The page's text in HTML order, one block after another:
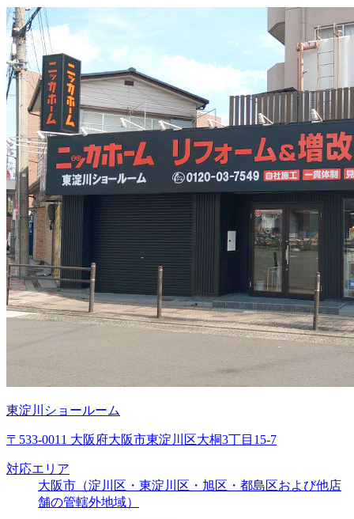
東淀川ショールーム
〒533-0011 大阪府大阪市東淀川区大桐3丁目15-7
対応エリア
大阪市（淀川区・東淀川区・旭区・都島区および他店
舗の管轄外地域）